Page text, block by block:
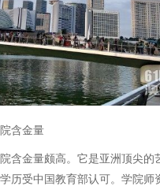
含金量
含金量颇高。它是亚洲顶尖的
历受中国教育部认可。学院师